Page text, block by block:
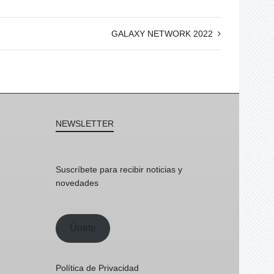
GALAXY NETWORK 2022
NEWSLETTER
Suscríbete para recibir noticias y
novedades
Únete
Política de Privacidad